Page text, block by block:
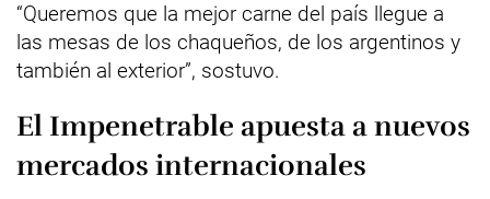
“Queremos que la mejor carne del país llegue a
las mesas de los chaqueños, de los argentinos y
también al exterior”, sostuvo.
El Impenetrable apuesta a nuevos
mercados internacionales